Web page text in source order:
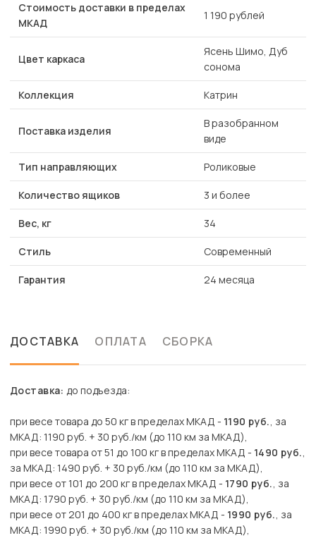
Стоимость доставки в пределах
МКАД
1 190 рублей
Цвет каркаса
Ясень Шимо, Дуб
сонома
Коллекция Катрин
Поставка изделия
В разобранном
виде
Тип направляющих Роликовые
Количество ящиков 3 и более
Вес, кг 34
Стиль Современный
Гарантия 24 месяца
ДОСТАВКА ОПЛАТА СБОРКА
Доставка: до подъезда:
при весе товара до 50 кг в пределах МКАД - 1190 руб., за
МКАД: 1190 руб. + 30 руб./км (до 110 км за МКАД),
при весе товара от 51 до 100 кг в пределах МКАД - 1490 руб.,
за МКАД: 1490 руб. + 30 руб./км (до 110 км за МКАД),
при весе от 101 до 200 кг в пределах МКАД - 1790 руб., за
МКАД: 1790 руб. + 30 руб./км (до 110 км за МКАД),
при весе от 201 до 400 кг в пределах МКАД - 1990 руб., за
МКАД: 1990 руб. + 30 руб./км (до 110 км за МКАД),